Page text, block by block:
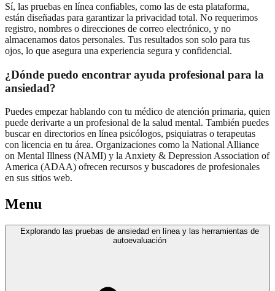
Sí, las pruebas en línea confiables, como las de esta plataforma,
están diseñadas para garantizar la privacidad total. No requerimos
registro, nombres o direcciones de correo electrónico, y no
almacenamos datos personales. Tus resultados son solo para tus
ojos, lo que asegura una experiencia segura y confidencial.
¿Dónde puedo encontrar ayuda profesional para la
ansiedad?
Puedes empezar hablando con tu médico de atención primaria, quien
puede derivarte a un profesional de la salud mental. También puedes
buscar en directorios en línea psicólogos, psiquiatras o terapeutas
con licencia en tu área. Organizaciones como la National Alliance
on Mental Illness (NAMI) y la Anxiety & Depression Association of
America (ADAA) ofrecen recursos y buscadores de profesionales
en sus sitios web.
Menu
Explorando las pruebas de ansiedad en línea y las herramientas de
autoevaluación